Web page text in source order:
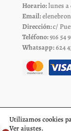
Horario:lunes a
Email:
Dirección:c/
Teléfono:916 54
Whatsapp:624
Utilizamos cookies
Verajustes.